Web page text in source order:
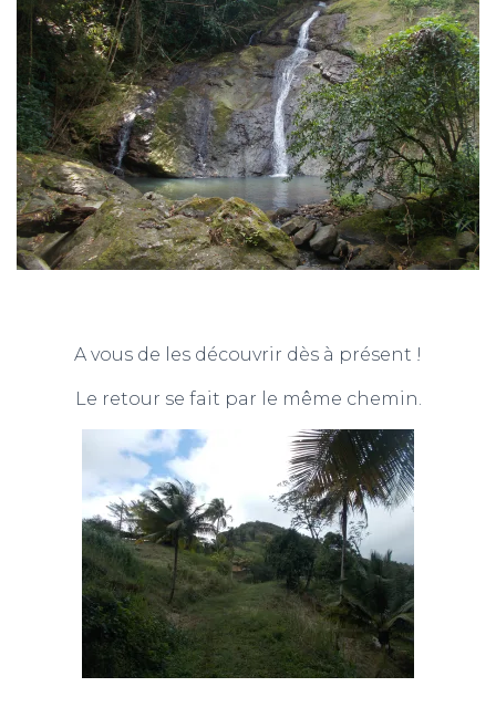
A vous de les découvrir dès à présent !
Le retour se fait par le même chemin.